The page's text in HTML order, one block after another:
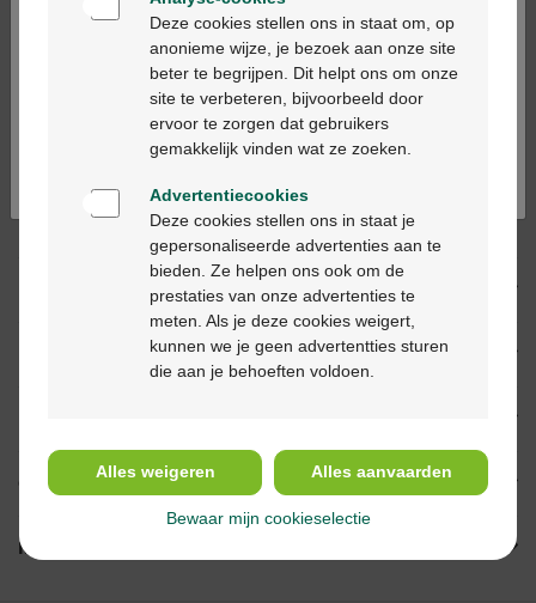
levering in je Multipharma apotheek
levering thuis vanaf €55
betalen
Klantendienstvia chat ofcontactformulier
Productbeschrijving
Eigenschappen
Gebruik
Ingrediënten
Bienvenue
Ga verder in het nederlands
Continuez en français
Deze cookies stellen ons in staat om, op
anonieme wijze, je bezoek aan onze site
beter te begrijpen. Dit helpt ons om onze
site te verbeteren, bijvoorbeeld door
ervoor te zorgen dat gebruikers
gemakkelijk vinden wat ze zoeken.
Advertentiecookies
Deze cookies stellen ons in staat je
gepersonaliseerde advertenties aan te
bieden. Ze helpen ons ook om de
prestaties van onze advertenties te
meten. Als je deze cookies weigert,
kunnen we je geen advertentties sturen
die aan je behoeften voldoen.
Alles weigeren Alles aanvaarden
Bewaar mijn cookieselectie